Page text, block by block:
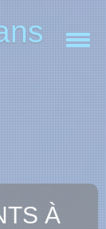
à louer
nous
nous
À